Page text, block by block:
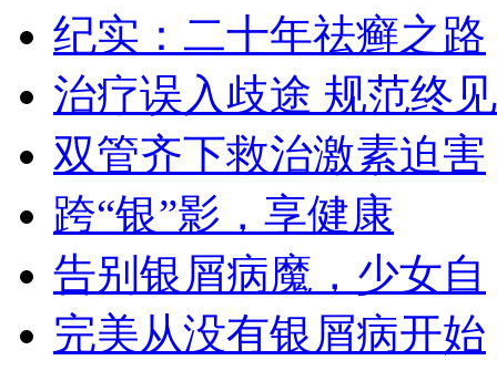
纪实：二十年祛癣之路
治疗误入歧途 规范终见
双管齐下救治激素迫害
跨“银”影，享健康
告别银屑病魔，少女自
完美从没有银屑病开始